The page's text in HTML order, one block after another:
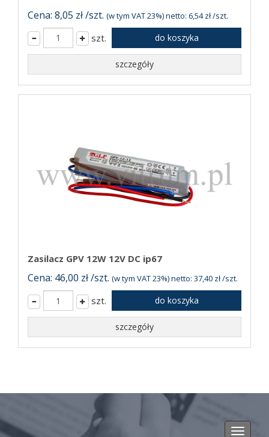
Cena: 8,05 zł /szt. (w tym VAT 23%) netto: 6,54 zł /szt.
szt. do koszyka
szczegóły
Zasilacz GPV 12W 12V DC ip67
Cena: 46,00 zł /szt. (w tym VAT 23%) netto: 37,40 zł /szt.
szt. do koszyka
szczegóły
Toggle